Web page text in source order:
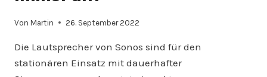
Von Martin 26. September 2022
Die Lautsprecher von Sonos sind für den
stationären Einsatz mit dauerhafter